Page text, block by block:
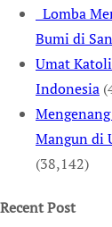
Lomba
Bumi di
Umat
Indonesia
Mangun di
(38,142)
Recent Post